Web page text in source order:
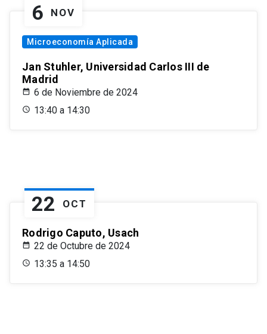
6 NOV
Microeconomía Aplicada
Jan Stuhler, Universidad Carlos III de
Madrid
6 de Noviembre de 2024
13:40 a 14:30
22 OCT
Rodrigo Caputo, Usach
22 de Octubre de 2024
13:35 a 14:50